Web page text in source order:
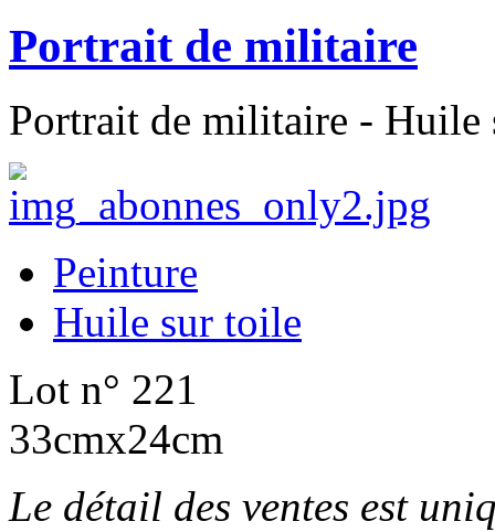
Portrait de militaire
Portrait de militaire - Huile
Peinture
Huile sur toile
Lot n° 221
33cmx24cm
Le détail des ventes est